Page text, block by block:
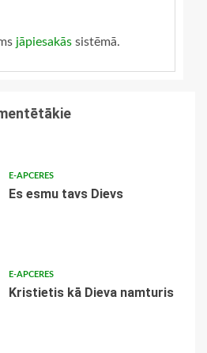
jāpiesakās sistēmā.
E-APCERES
Es esmu tavs Dievs
E-APCERES
Kristietis kā Dieva namturis